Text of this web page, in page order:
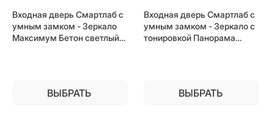
Входная дверь Смартлаб с
умным замком - Зеркало
Максимум Бетон светлый
ВЫБРАТЬ
Входная дверь Смартлаб с
умным замком - Зеркало с
тонировкой Панорама
ВЫБРАТЬ